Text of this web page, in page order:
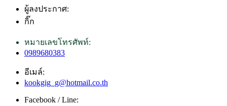
ผู้ลงประกาศ:
กิ๊ก
หมายเลขโทรศัพท์:
0989680383
อีเมล์:
kookgig_g@hotmail.co.th
Facebook / Line: